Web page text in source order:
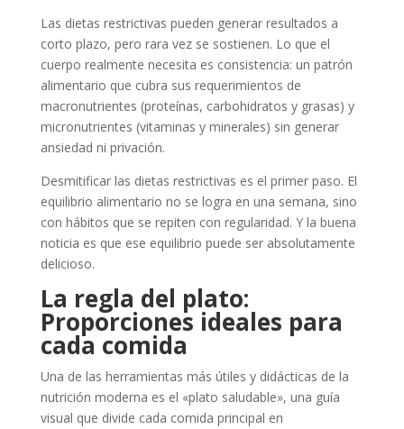
Las dietas restrictivas pueden generar resultados a
corto plazo, pero rara vez se sostienen. Lo que el
cuerpo realmente necesita es consistencia: un patrón
alimentario que cubra sus requerimientos de
macronutrientes (proteínas, carbohidratos y grasas) y
micronutrientes (vitaminas y minerales) sin generar
ansiedad ni privación.
Desmitificar las dietas restrictivas es el primer paso. El
equilibrio alimentario no se logra en una semana, sino
con hábitos que se repiten con regularidad. Y la buena
noticia es que ese equilibrio puede ser absolutamente
delicioso.
La regla del plato:
Proporciones ideales para
cada comida
Una de las herramientas más útiles y didácticas de la
nutrición moderna es el «plato saludable», una guía
visual que divide cada comida principal en